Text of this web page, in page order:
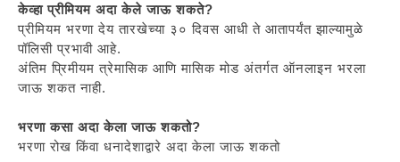
केव्हा प्रीमियम अदा केले जाऊ शकते?
प्रीमियम भरणा देय तारखेच्या ३० दिवस आधी ते आतापर्यंत झाल्यामुळे
पॉलिसी प्रभावी आहे.
अंतिम प्रिमीयम त्रेमासिक आणि मासिक मोड अंतर्गत ऑनलाइन भरला
जाऊ शकत नाही.
भरणा कसा अदा केला जाऊ शकतो?
भरणा रोख किंवा धनादेशाद्वारे अदा केला जाऊ शकतो